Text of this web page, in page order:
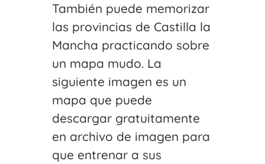
También puede memorizar
las provincias de Castilla la
Mancha practicando sobre
un mapa mudo. La
siguiente imagen es un
mapa que puede
descargar gratuitamente
en archivo de imagen para
que entrenar a sus